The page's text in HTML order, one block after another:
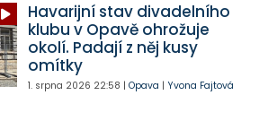
Havarijní stav divadelního
klubu v Opavě ohrožuje
okolí. Padají z něj kusy
omítky
1. srpna 2026 22:58 | Opava | Yvona Fajtová